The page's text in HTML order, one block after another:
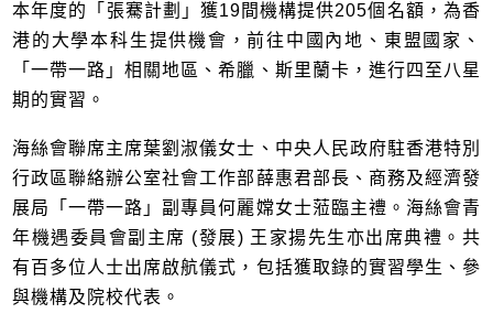
本年度的「張騫計劃」獲19間機構提供205個名額，為香
港的大學本科生提供機會，前往中國內地、東盟國家、
「一帶一路」相關地區、希臘、斯里蘭卡，進行四至八星
期的實習。
海絲會聯席主席葉劉淑儀女士、中央人民政府駐香港特別
行政區聯絡辦公室社會工作部薛惠君部長、商務及經濟發
展局「一帶一路」副專員何麗嫦女士蒞臨主禮。海絲會青
年機遇委員會副主席 (發展) 王家揚先生亦出席典禮。共
有百多位人士出席啟航儀式，包括獲取錄的實習學生、參
與機構及院校代表。